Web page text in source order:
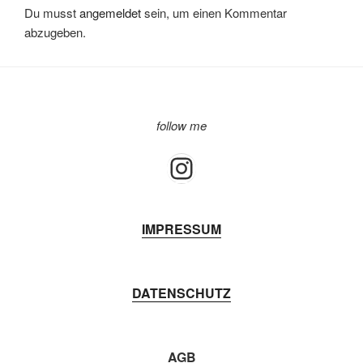
b
o
A dI st
Du musstangemeldetsein, um einen Kommentar
abzugeben.
follow me
Instagram
IMPRESSUM
DATENSCHUTZ
AGB